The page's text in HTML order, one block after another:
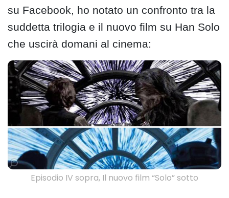
su Facebook, ho notato un confronto tra la
suddetta trilogia e il nuovo film su Han Solo
che uscirà domani al cinema:
Episodio IV sopra, Il nuovo film “Solo” sotto